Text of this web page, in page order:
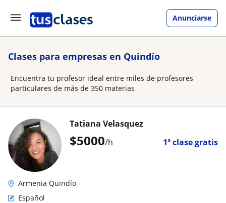
Anunciarse
Clases para empresas en Quindío
Encuentra tu profesor ideal entre miles de profesores
particulares de más de 350 materias
$5000/h 1ª clase gratis
Tatiana Velasquez
Armenia Quindío
Español